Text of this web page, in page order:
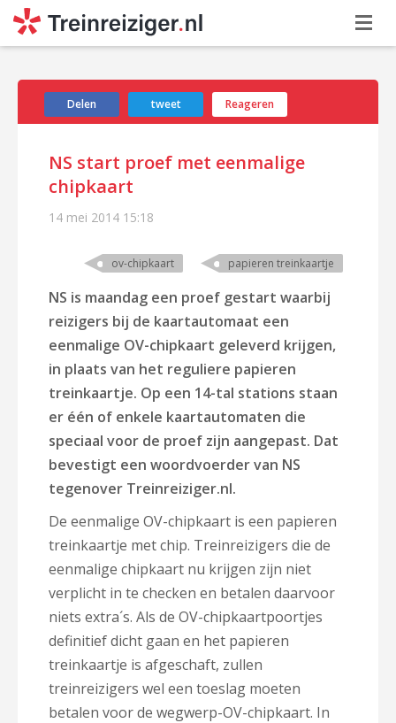
Delen tweet Reageren
NS start proef met eenmalige
chipkaart
14 mei 2014 15:18
ov-chipkaart papieren treinkaartje
NS is maandag een proef gestart waarbij
reizigers bij de kaartautomaat een
eenmalige OV-chipkaart geleverd krijgen,
in plaats van het reguliere papieren
treinkaartje. Op een 14-tal stations staan
er één of enkele kaartautomaten die
speciaal voor de proef zijn aangepast. Dat
bevestigt een woordvoerder van NS
tegenover Treinreiziger.nl.
De eenmalige OV-chipkaart is een papieren
treinkaartje met chip. Treinreizigers die de
eenmalige chipkaart nu krijgen zijn niet
verplicht in te checken en betalen daarvoor
niets extra´s. Als de OV-chipkaartpoortjes
definitief dicht gaan en het papieren
treinkaartje is afgeschaft, zullen
treinreizigers wel een toeslag moeten
betalen voor de wegwerp-OV-chipkaart. In